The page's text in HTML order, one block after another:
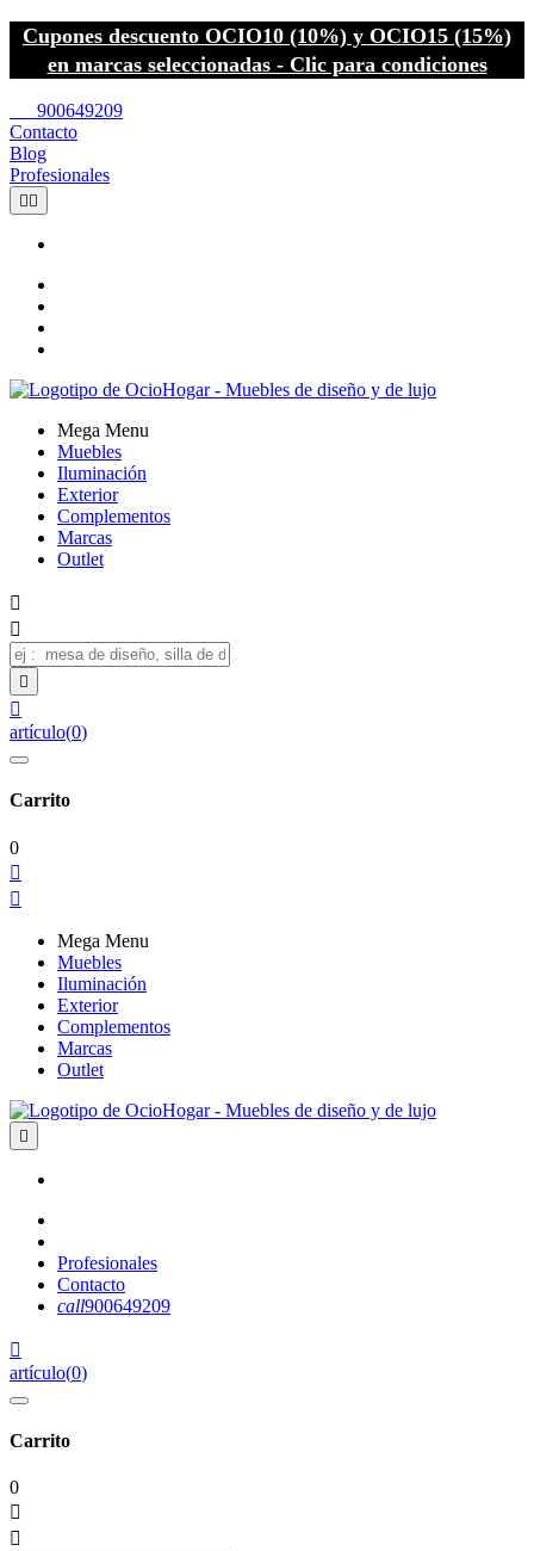
Cupones descuento OCIO10 (10%) y OCIO15 (15%)
en marcas seleccionadas - Clic para condiciones
900649209
Contacto
Blog
Profesionales
 
Mega Menu
Muebles
Iluminación
Exterior
Complementos
Marcas
Outlet




artículo(0)
Carrito
0


Mega Menu
Muebles
Iluminación
Exterior
Complementos
Marcas
Outlet

Profesionales
Contacto
call900649209

artículo(0)
Carrito
0

